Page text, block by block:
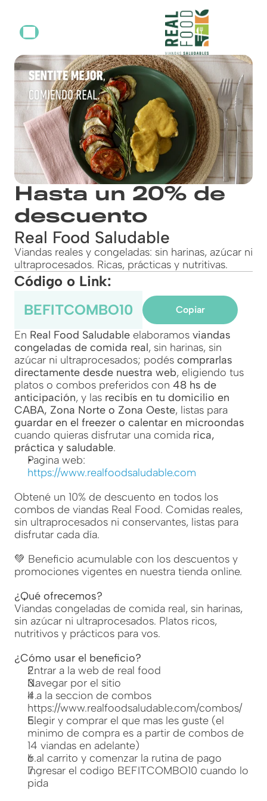
Hasta un 20% de
descuento
Real Food Saludable
Viandas reales y congeladas: sin harinas, azúcar ni
ultraprocesados. Ricas, prácticas y nutritivas.
Código o Link:
BEFITCOMBO10
Copiar
En Real Food Saludable elaboramos viandas
congeladas de comida real, sin harinas, sin
azúcar ni ultraprocesados; podés comprarlas
directamente desde nuestra web, eligiendo tus
platos o combos preferidos con 48 hs de
anticipación, y las recibís en tu domicilio en
CABA, Zona Norte o Zona Oeste
guardar en el freezer o calentar en microondas
cuando quieras disfrutar una comida rica,
práctica y saludable.
https://www.realfoodsaludable.com
Obtené un 10% de descuento en todos los
combos de viandas Real Food. Comidas reales,
sin ultraprocesados ni conservantes, listas para
disfrutar cada día.
💚 Beneficio acumulable con los descuentos y
promociones vigentes en nuestra tienda online.
¿Qué ofrecemos?
Viandas congeladas de comida real, sin harinas,
sin azúcar ni ultraprocesados. Platos ricos,
nutritivos y prácticos para vos.
¿Cómo usar el beneficio?
⁠Entrar a la web de real food
Navegar por el sitio
Ir a la seccion de combos
https://www.realfoodsaludable.com/combos/
Elegir y comprar el que mas les guste (el
minimo de compra es a partir de combos de
14 viandas en adelante)
⁠Ir al carrito y comenzar la rutina de pago
Ingresar el codigo BEFITCOMBO10 cuando lo
pida